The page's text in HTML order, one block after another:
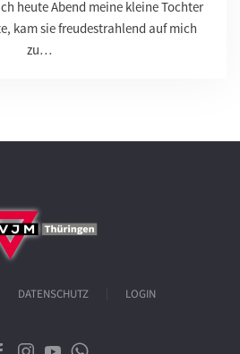
heute Abend meine kleine Tochter
kam sie freudestrahlend auf mich
zu…
DATENSCHUTZ LOGIN